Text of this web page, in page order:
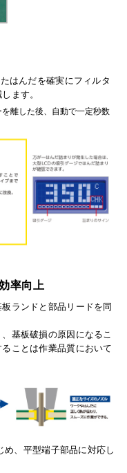
はんだを確実にフィルタ
ます。
離した後、自動で一定秒数
率向上
ランドと部品リードを同
基板破損の原因になるこ
ことは作業品質において
め、平型端子部品に対応し